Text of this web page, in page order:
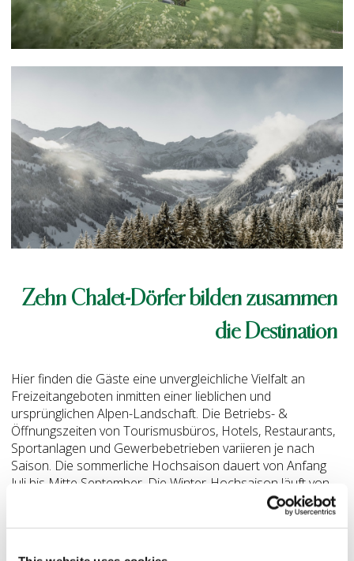
Hier finden die Gäste eine unvergleichliche Vielfalt an
Freizeitangeboten inmitten einer lieblichen und
ursprünglichen Alpen-Landschaft. Die Betriebs- &
Öffnungszeiten von Tourismusbüros, Hotels, Restaurants,
Sportanlagen und Gewerbebetrieben variieren je nach
Saison. Die sommerliche Hochsaison dauert von Anfang
Juli bis Mitte September. Die Winter-Hochsaison läuft von
Ende Dezember bis Anfang Januar und Mitte bis Ende
Februar. Für weitere Informationen zu den Geschäften,
bitte konsultieren Sie die Seite Service & Shopping.
Zehn Chalet-Dörfer bilden zusammen
die Destination